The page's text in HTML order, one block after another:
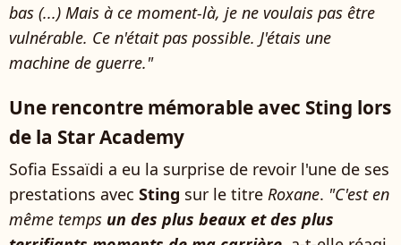
bas (...) Mais à ce moment-là, je ne voulais pas être
vulnérable. Ce n'était pas possible. J'étais une
machine de guerre."
Une rencontre mémorable avec Sting lors
de la Star Academy
Sofia Essaïdi a eu la surprise de revoir l'une de ses
prestations avec Sting sur le titre Roxane. "C'est en
même temps un des plus beaux et des plus